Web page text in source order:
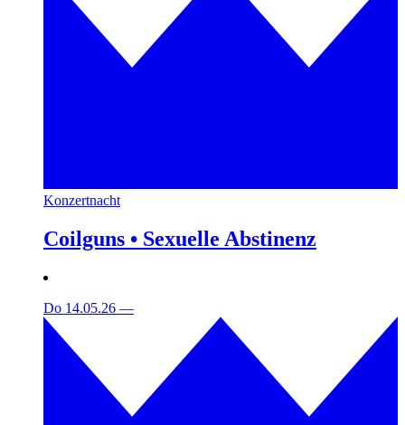
Konzertnacht
Coilguns • Sexuelle Abstinenz
Do 14.05.26 —